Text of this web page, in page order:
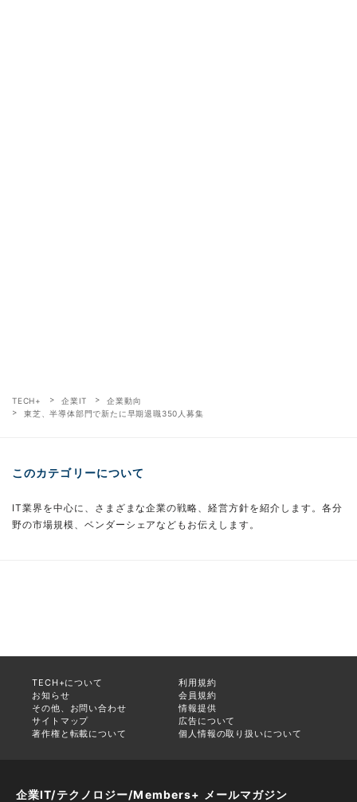
TECH+ 企業IT
企業動向
東芝、半導体部門で新たに早期退職350人募集
このカテゴリーについて
IT業界を中心に、さまざまな企業の戦略、経営方針を紹介します。各分
野の市場規模、ベンダーシェアなどもお伝えします。
TECH+について
利用規約
お知らせ
会員規約
その他、お問い合わせ
情報提供
サイトマップ
広告について
著作権と転載について
個人情報の取り扱いについて
企業IT/テクノロジー/Members+ メールマガジン